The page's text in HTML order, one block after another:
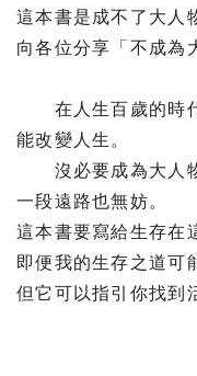
這本書是成不了大人
向各位分享「不成
在人生百歲的時代
能改變人生。
沒必要成為大人物
一段遠路也無妨。
這本書要寫給生存在
即便我的生存之道可
但它可以指引你找到